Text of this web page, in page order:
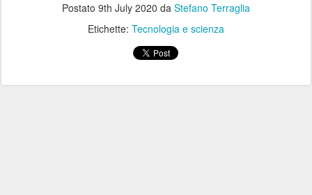
Postato 9th July 2020 da Stefano Terraglia
Etichette: Tecnologia e scienza